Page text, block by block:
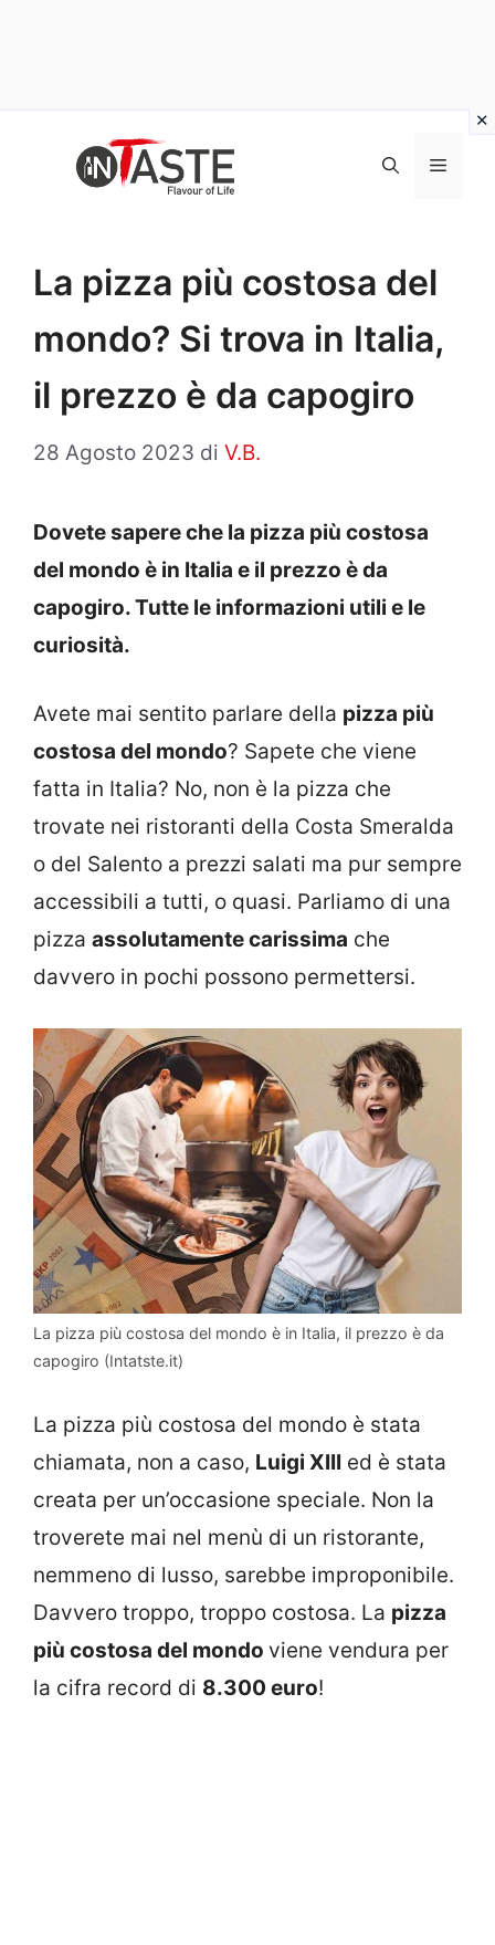
Menu
La pizza più costosa del
mondo? Si trova in Italia,
il prezzo è da capogiro
28 Agosto 2023 di V.B.
Dovete sapere che la pizza più costosa
del mondo è in Italia e il prezzo è da
capogiro. Tutte le informazioni utili e le
curiosità.
Avete mai sentito parlare della pizza più
costosa del mondo? Sapete che viene
fatta in Italia? No, non è la pizza che
trovate nei ristoranti della Costa Smeralda
o del Salento a prezzi salati ma pur sempre
accessibili a tutti, o quasi. Parliamo di una
pizza assolutamente carissima che
davvero in pochi possono permettersi.
La pizza più costosa del mondo è in Italia, il prezzo è da
capogiro (Intatste.it)
La pizza più costosa del mondo è stata
chiamata, non a caso, Luigi XIII ed è stata
creata per un’occasione speciale. Non la
troverete mai nel menù di un ristorante,
nemmeno di lusso, sarebbe improponibile.
Davvero troppo, troppo costosa. La pizza
più costosa del mondo viene vendura per
la cifra record di 8.300 euro!